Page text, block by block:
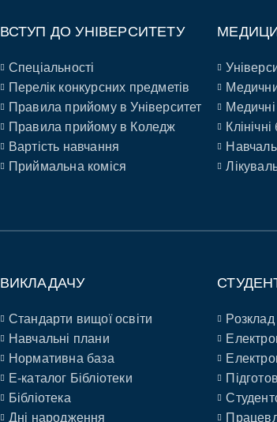
ВСТУП ДО УНІВЕРСИТЕТУ
Спеціальності
Перелік конкурсних предметів
Правила прийому в Університет
Правила прийому в Коледж
Вартість навчання
Приймальна коміся
ВИКЛАДАЧУ
Стандарти вищої освіти
Навчальні плани
Нормативна база
E-каталог Бібліотеки
Бібліотека
Дні народження
Розклад